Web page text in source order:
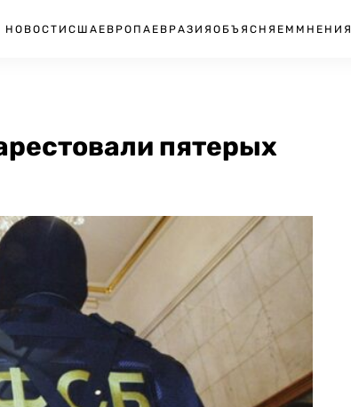
НОВОСТИ США ЕВРОПА ЕВРАЗИЯ ОБЪЯСНЯЕМ МНЕНИЯ
пятерых